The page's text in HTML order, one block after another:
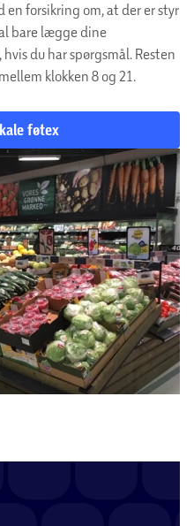
en forsikring om, at der er styr
bare lægge dine
du har spørgsmål. Resten
klokken 8 og 21.
føtex